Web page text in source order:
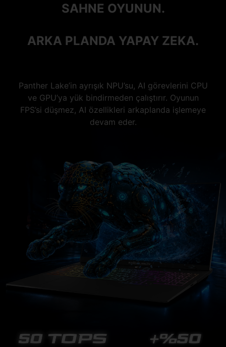
SAHNE OYUNUN.
ARKA PLANDA YAPAY ZEKA.
Panther Lake’in ayrışık NPU’su, AI görevlerini CPU
ve GPU’ya yük bindirmeden çalıştırır. Oyunun
FPS’si düşmez, AI özellikleri arkaplanda işlemeye
devam eder.